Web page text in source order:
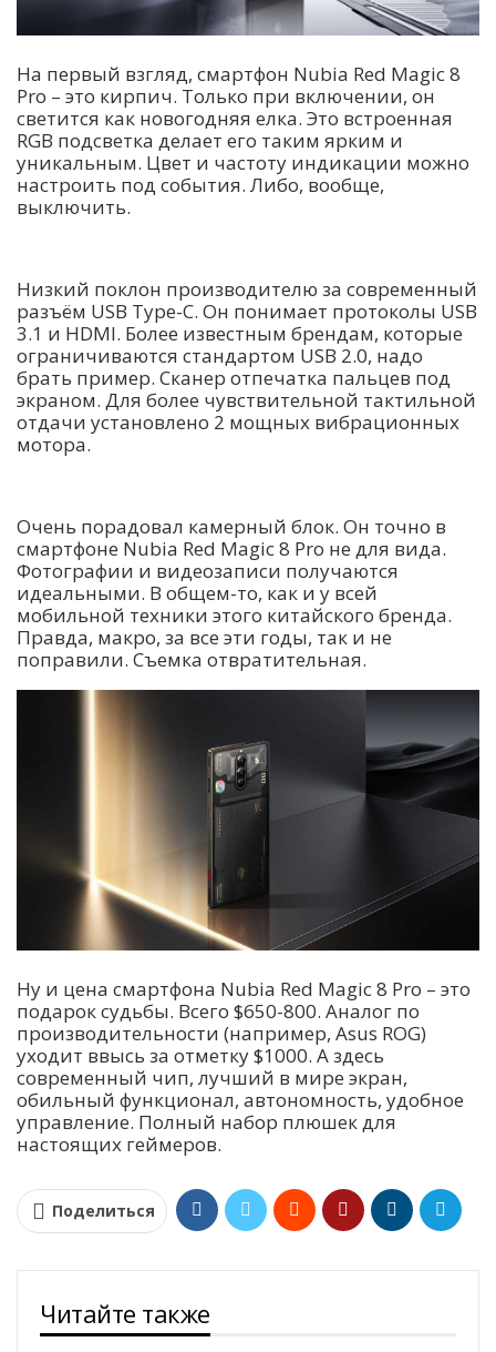
На первый взгляд, смартфон Nubia Red Magic 8
Pro – это кирпич. Только при включении, он
светится как новогодняя елка. Это встроенная
RGB подсветка делает его таким ярким и
уникальным. Цвет и частоту индикации можно
настроить под события. Либо, вообще,
выключить.
Низкий поклон производителю за современный
разъём USB Type-C. Он понимает протоколы USB
3.1 и HDMI. Более известным брендам, которые
ограничиваются стандартом USB 2.0, надо
брать пример. Сканер отпечатка пальцев под
экраном. Для более чувствительной тактильной
отдачи установлено 2 мощных вибрационных
мотора.
Очень порадовал камерный блок. Он точно в
смартфоне Nubia Red Magic 8 Pro не для вида.
Фотографии и видеозаписи получаются
идеальными. В общем-то, как и у всей
мобильной техники этого китайского бренда.
Правда, макро, за все эти годы, так и не
поправили. Съемка отвратительная.
Ну и цена смартфона Nubia Red Magic 8 Pro – это
подарок судьбы. Всего $650-800. Аналог по
производительности (например, Asus ROG)
уходит ввысь за отметку $1000. А здесь
современный чип, лучший в мире экран,
обильный функционал, автономность, удобное
управление. Полный набор плюшек для
настоящих геймеров.
Поделиться
Читайте также